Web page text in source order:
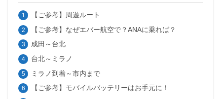
【ご参考】周遊ルート
【ご参考】なぜエバー航空で？ANAに乗れば？
成田～台北
台北～ミラノ
ミラノ到着～市内まで
【ご参考】モバイルバッテリーはお手元に！